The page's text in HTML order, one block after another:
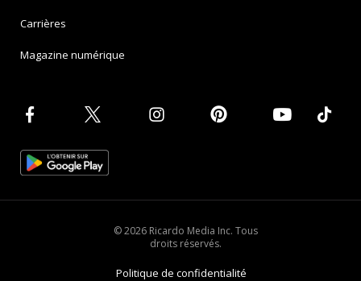
Carrières
Magazine numérique
© 2026 Ricardo Media Inc. Tous
droits réservés.
Politique de confidentialité